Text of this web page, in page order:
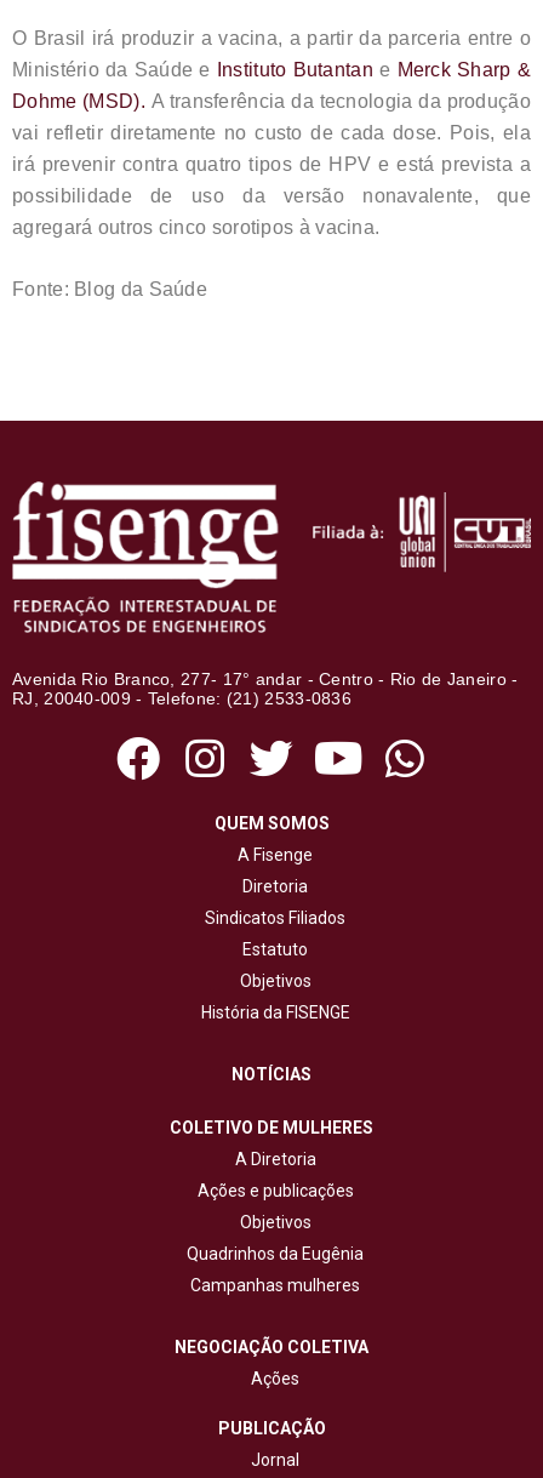
O Brasil irá produzir a vacina, a partir da parceria entre o
Ministério da Saúde e
Instituto Butantan e Merck Sharp &
Dohme (MSD). A transferência da tecnologia da produção
vai refletir diretamente no custo de cada dose. Pois, ela
irá prevenir contra quatro tipos de HPV e está prevista a
possibilidade de uso da versão nonavalente, que
agregará outros cinco sorotipos à vacina.
Fonte: Blog da Saúde
Avenida Rio Branco, 277- 17° andar - Centro - Rio de Janeiro -
RJ, 20040-009 - Telefone: (21) 2533-0836
QUEM SOMOS
A Fisenge
Diretoria
Sindicatos Filiados
Estatuto
Objetivos
História da FISENGE
NOTÍCIAS
COLETIVO DE MULHERES
A Diretoria
Ações e publicações
Objetivos
Quadrinhos da Eugênia
Campanhas mulheres
NEGOCIAÇÃO COLETIVA
Ações
PUBLICAÇÃO
Jornal